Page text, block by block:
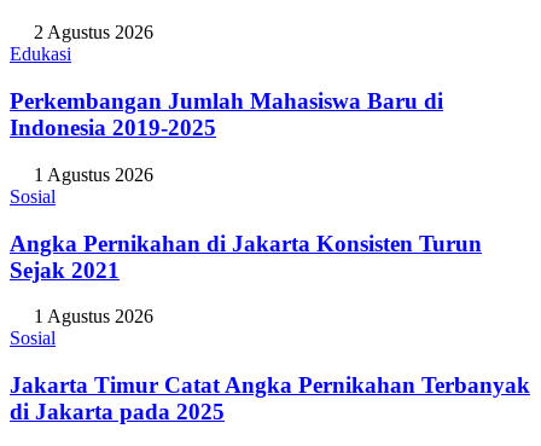
2 Agustus 2026
Edukasi
Perkembangan Jumlah Mahasiswa Baru di
Indonesia 2019-2025
1 Agustus 2026
Sosial
Angka Pernikahan di Jakarta Konsisten Turun
Sejak 2021
1 Agustus 2026
Sosial
Jakarta Timur Catat Angka Pernikahan Terbanyak
di Jakarta pada 2025